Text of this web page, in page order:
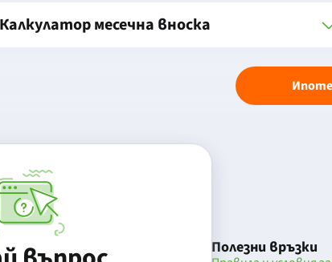
Калкулатор месечна вноска
Полезни връзки